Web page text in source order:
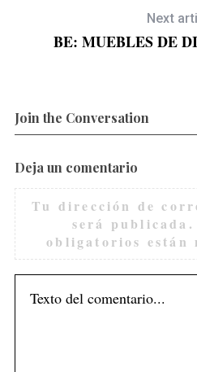
Next
BE: MUEBLES DE
Join the Conversation
Deja un comentario
Tu dirección de
será publicada.
obligatorios están